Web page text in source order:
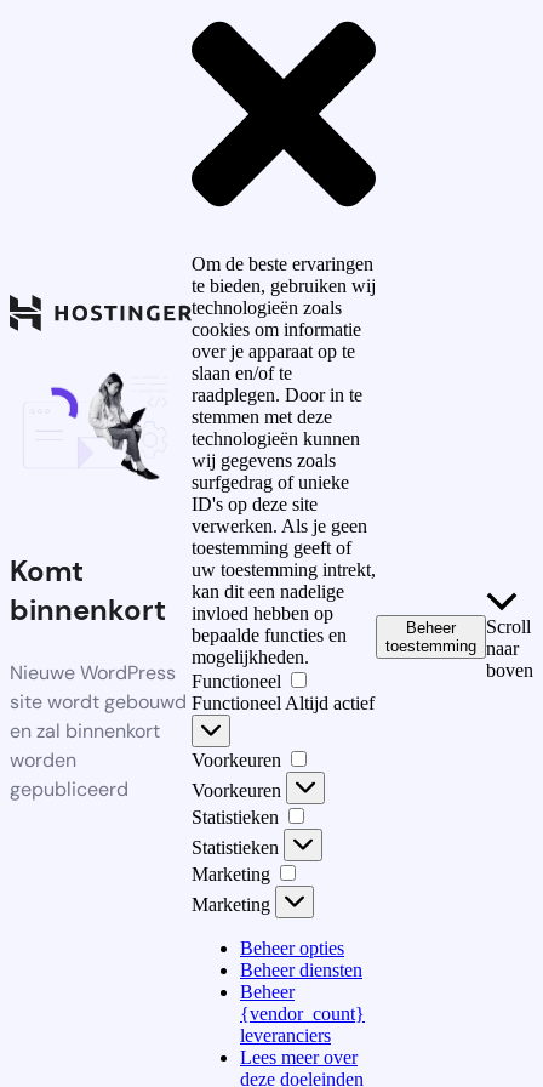
Komt
binnenkort
Nieuwe WordPress
site wordt gebouwd
en zal binnenkort
worden
gepubliceerd
Om de beste ervaringen
te bieden, gebruiken wij
technologieën zoals
cookies om informatie
over je apparaat op te
slaan en/of te
raadplegen. Door in te
stemmen met deze
technologieën kunnen
wij gegevens zoals
surfgedrag of unieke
ID's op deze site
verwerken. Als je geen
toestemming geeft of
uw toestemming intrekt,
kan dit een nadelige
invloed hebben op
bepaalde functies en
mogelijkheden.
Functioneel
Functioneel Altijd actief
Voorkeuren
Voorkeuren
Statistieken
Statistieken
Marketing
Marketing
Beheer opties
Beheer diensten
Beheer
{vendor_count}
leveranciers
Lees meer over
deze doeleinden
Beheer
toestemming
Scroll
naar
boven